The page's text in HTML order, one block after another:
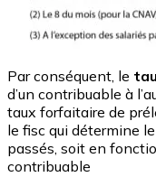
Par conséquent, le
d’un contribuable à
taux forfaitaire de
le fisc qui détermine
passés, soit en
contribuable